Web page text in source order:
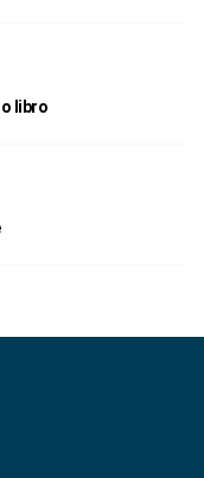
libro